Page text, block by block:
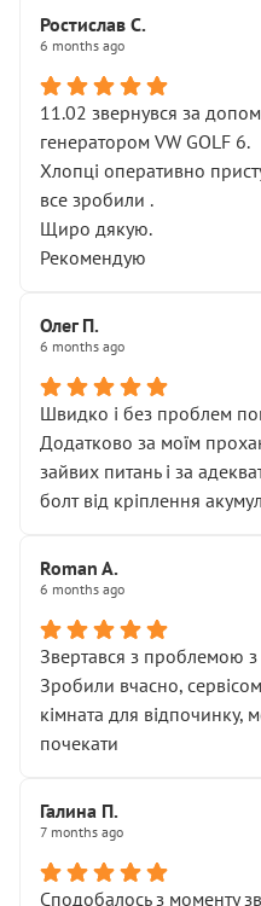
Ростислав С.
6 months ago
11.02 звернувся за
генератором VW GOLF 6.
Хлопці оперативно
все зробили .
Щиро дякую.
Рекомендую
Олег П.
6 months ago
Швидко і без проблем
Додатково за моїм
зайвих питань і за
болт від кріплення
Roman A.
6 months ago
Звертався з проблемою
Зробили вчасно,
кімната для відпочинку,
почекати
Галина П.
7 months ago
Сподобалось з моменту